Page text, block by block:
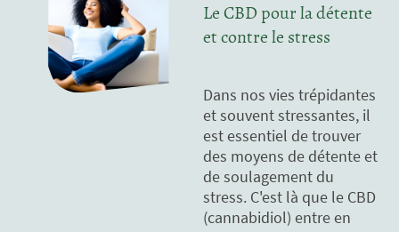
Le CBD pour la détente
et contre le stress
Dans nos vies trépidantes
et souvent stressantes, il
est essentiel de trouver
des moyens de détente et
de soulagement du
stress. C'est là que le CBD
(cannabidiol) entre en